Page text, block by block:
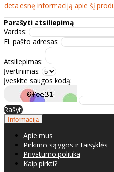
detalesnę informaciją apie šį
Parašyti atsiliepimą
Vardas:
El. pašto adresas:
Atsiliepimas:
Įvertinimas:
Įveskite saugos kodą:
Rašyti
Informacija
Apie mus
Pirkimo sąlygos ir taisyklės
Privatumo politika
Kaip pirkti?